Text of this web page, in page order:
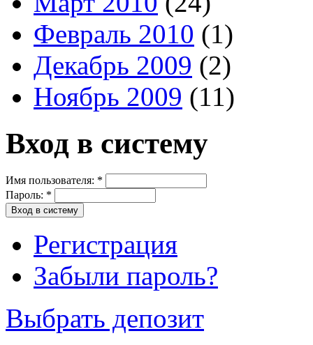
Февраль 2010 (1)
Декабрь 2009 (2)
Ноябрь 2009 (11)
Вход в систему
Имя пользователя: *
Пароль: *
Регистрация
Забыли пароль?
Выбрать депозит